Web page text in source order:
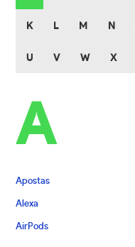
K L M N
U V W X
A
Apostas
Alexa
AirPods